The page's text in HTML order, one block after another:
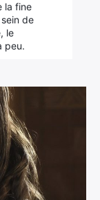
la fine
de
le
peu.